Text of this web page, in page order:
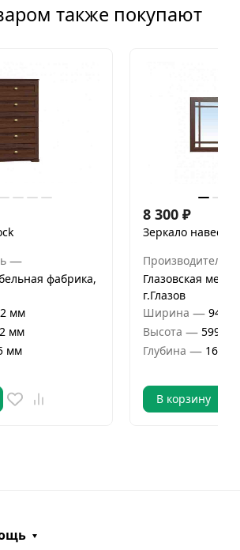
также покупают
—
фабрика,
мм
мм
мм
8 300 ₽
Зеркало
Производитель
Глазовская
г.Глазов
Ширина — 942
Высота — 599 мм
Глубина — 16 мм
В корзину